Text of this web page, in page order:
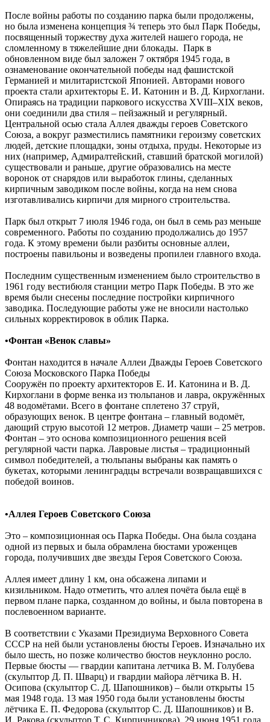
После войны работы по созданию парка были продолжены,
но была изменена концепция ¾ теперь это был Парк Победы,
посвященный торжеству духа жителей нашего города, не
сломленному в тяжелейшие дни блокады. Парк в
обновленном виде был заложен 7 октября 1945 года, в
ознаменование окончательной победы над фашистской
Германией и милитаристской Японией. Авторами нового
проекта стали архитекторы Е. И. Катонин и В. Д. Кирхоглани.
Опираясь на традиции паркового искусства XVIII–XIX веков,
они соединили два стиля – пейзажный и регулярный.
Центральной осью стала Аллея дважды героев Советского
Союза, а вокруг разместились памятники героизму советских
людей, детские площадки, зоны отдыха, пруды. Некоторые из
них (например, Адмиралтейский, ставший братской могилой)
существовали и раньше, другие образовались на месте
воронок от снарядов или выработок глины, сделанных
кирпичным заводиком после войны, когда на нем снова
изготавливались кирпичи для мирного строительства.
Парк был открыт 7 июля 1946 года, он был в семь раз меньше
современного. Работы по созданию продолжались до 1957
года. К этому времени были разбиты основные аллеи,
построены павильоны и возведены пропилеи главного входа.
Последним существенным изменением было строительство в
1961 году вестибюля станции метро Парк Победы. В это же
время были снесены последние постройки кирпичного
заводика. Последующие работы уже не вносили настолько
сильных корректировок в облик Парка.
•Фонтан «Венок славы»
Фонтан находится в начале Аллеи Дважды Героев Советского
Союза Московского Парка Победы
Сооружён по проекту архитекторов Е. И. Катонина и В. Д.
Кирхоглани в форме венка из тюльпанов и лавра, окружённых
48 водомётами. Всего в фонтане сплетено 37 струй,
образующих венок. В центре фонтана – главный водомёт,
дающий струю высотой 12 метров. Диаметр чаши – 25 метров.
Фонтан – это основа композиционного решения всей
регулярной части парка. Лавровые листья – традиционный
символ победителей, а тюльпаны выбраны как память о
букетах, которыми ленинградцы встречали возвращавшихся с
победой воинов.
•Аллея Героев Советского Союза
Это – композиционная ось Парка Победы. Она была создана
одной из первых и была обрамлена бюстами уроженцев
города, получивших две звезды Героя Советского Союза.
Аллея имеет длину 1 км, она обсажена липами и
кизильником. Надо отметить, что аллея почёта была ещё в
первом плане парка, созданном до войны, и была повторена в
послевоенном варианте.
В соответствии с Указами Президиума Верховного Совета
СССР на ней были установлены бюсты Героев. Изначально их
было шесть, но позже количество бюстов неуклонно росло.
Первые бюсты — гвардии капитана летчика В. М. Голубева
(скульптор Д. П. Шварц) и гвардии майора лётчика В. Н.
Осипова (скульптор С. Д. Шапошников) – были открыты 15
мая 1948 года. 13 мая 1950 года были установлены бюсты
лётчика Е. П. Федорова (скульптор С. Д. Шапошников) и В.